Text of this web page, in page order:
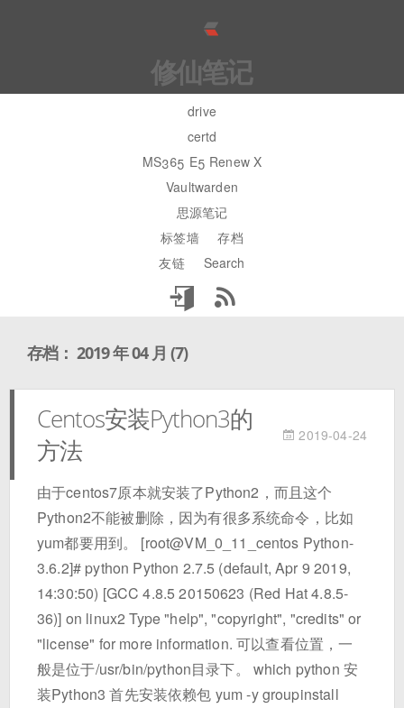
修仙笔记
drive
certd
MS365 E5 Renew X
Vaultwarden
思源笔记
标签墙
存档
友链
Search
存档： 2019 年 04 月 (7)
Centos安装Python3的
方法
2019-04-24
由于centos7原本就安装了Python2，而且这个
Python2不能被删除，因为有很多系统命令，比如
yum都要用到。 [root@VM_0_11_centos Python-
3.6.2]# python Python 2.7.5 (default, Apr 9 2019,
14:30:50) [GCC 4.8.5 20150623 (Red Hat 4.8.5-
36)] on linux2 Type "help", "copyright", "credits" or
"license" for more information. 可以查看位置，一
般是位于/usr/bin/python目录下。 which python 安
装Python3 首先安装依赖包 yum -y groupinstall